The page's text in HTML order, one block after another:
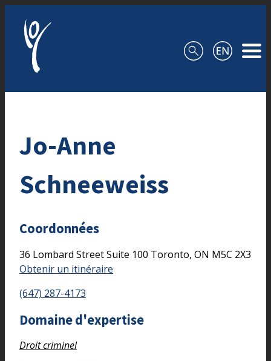
Jo-Anne
Schneeweiss
Coordonnées
36 Lombard StreetSuite 100 Toronto, ON M5C 2X3
Obtenir un itinéraire
(647) 287-4173
Domaine d'expertise
Droit criminel